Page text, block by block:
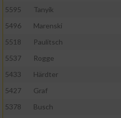
5595
Tanyik
5496
Marenski
5518
Paulitsch
5537
Rogge
5433
Härdter
5427
Graf
5378
Busch